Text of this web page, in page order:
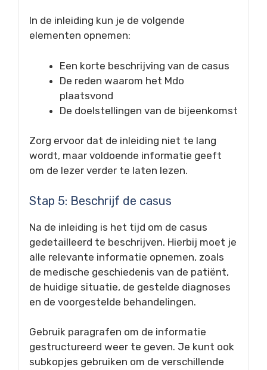
In de inleiding kun je de volgende
elementen opnemen:
Een korte beschrijving van de casus
De reden waarom het Mdo
plaatsvond
De doelstellingen van de bijeenkomst
Zorg ervoor dat de inleiding niet te lang
wordt, maar voldoende informatie geeft
om de lezer verder te laten lezen.
Stap 5: Beschrijf de casus
Na de inleiding is het tijd om de casus
gedetailleerd te beschrijven. Hierbij moet je
alle relevante informatie opnemen, zoals
de medische geschiedenis van de patiënt,
de huidige situatie, de gestelde diagnoses
en de voorgestelde behandelingen.
Gebruik paragrafen om de informatie
gestructureerd weer te geven. Je kunt ook
subkopjes gebruiken om de verschillende